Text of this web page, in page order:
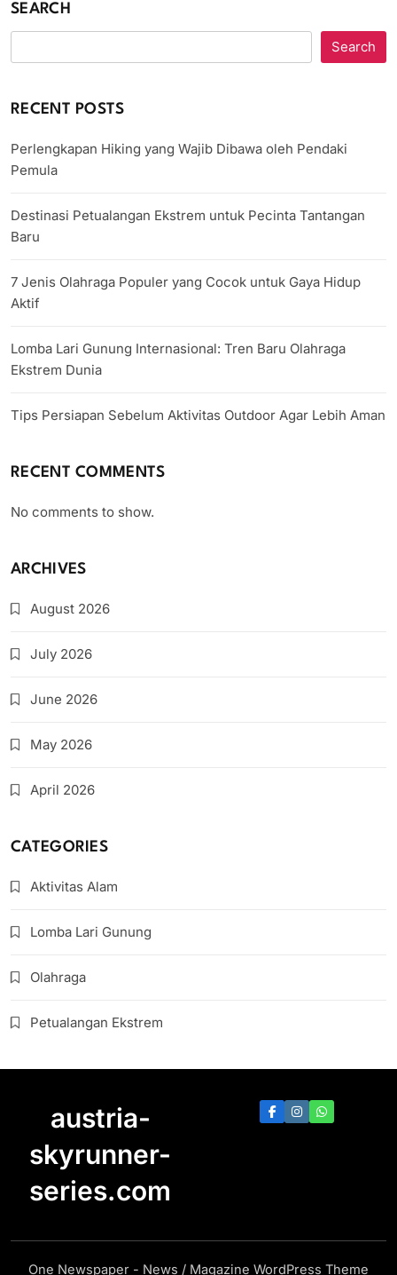
SEARCH
Search
RECENT POSTS
Perlengkapan Hiking yang Wajib Dibawa oleh Pendaki
Pemula
Destinasi Petualangan Ekstrem untuk Pecinta Tantangan
Baru
7 Jenis Olahraga Populer yang Cocok untuk Gaya Hidup
Aktif
Lomba Lari Gunung Internasional: Tren Baru Olahraga
Ekstrem Dunia
Tips Persiapan Sebelum Aktivitas Outdoor Agar Lebih Aman
RECENT COMMENTS
No comments to show.
ARCHIVES
August 2026
July 2026
June 2026
May 2026
April 2026
CATEGORIES
Aktivitas Alam
Lomba Lari Gunung
Olahraga
Petualangan Ekstrem
austria-
skyrunner-
series.com
One Newspaper - News / Magazine WordPress Theme